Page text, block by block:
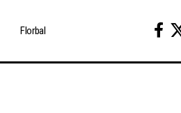
Florbal